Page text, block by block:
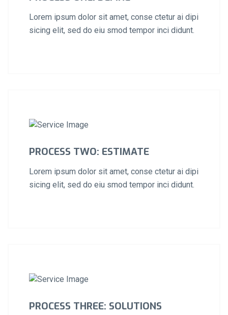
Lorem ipsum dolor sit amet, conse ctetur ai dipi
sicing elit, sed do eiu smod tempor inci didunt.
PROCESS TWO: ESTIMATE
Lorem ipsum dolor sit amet, conse ctetur ai dipi
sicing elit, sed do eiu smod tempor inci didunt.
PROCESS THREE: SOLUTIONS